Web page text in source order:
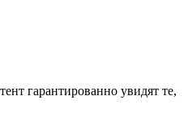
гарантированно увидят те,